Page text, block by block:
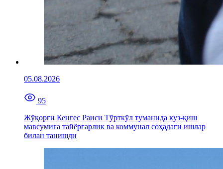
05.08.2026
95
Жўқорғи Кенгес Раиси Тўрткўл туманида куз-қиш
мавсумига тайёргарлик ва коммунал соҳадаги ишлар
билан танишди